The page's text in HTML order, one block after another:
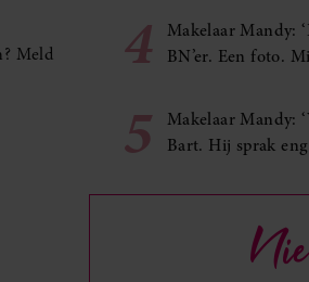
Meld
4
Makelaar Mandy:
BN’er. Een foto.
5
Makelaar Mandy:
Bart. Hij sprak eng